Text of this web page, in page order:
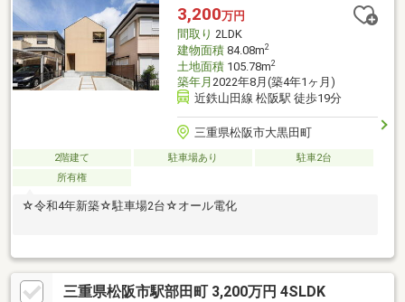
3,200万円
間取り 2LDK
建物面積84.08m2
土地面積105.78m2
築年月 2022年8月(築4年1ヶ月)
近鉄山田線 松阪駅 徒歩19分
三重県松阪市大黒田町
2階建て 駐車場あり
駐車2台
所有権
☆令和4年新築☆駐車場2台☆オール電化
三重県松阪市駅部田町 3,200万円 4SLDK